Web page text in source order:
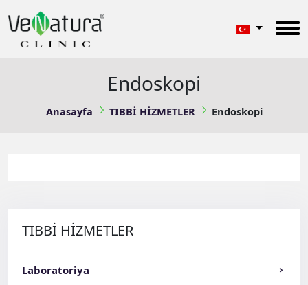
Endoskopi
Anasayfa TIBBİ HİZMETLER Endoskopi
TIBBİ HİZMETLER
Laboratoriya